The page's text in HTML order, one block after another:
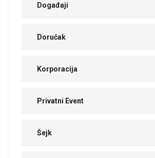
Događaji
Doručak
Korporacija
Privatni Event
Šejk